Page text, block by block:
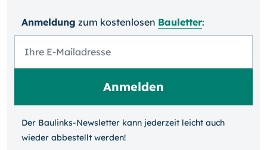
Anmeldung zum kosten­losen Bauletter:
Der Baulinks-Newsletter kann jeder­zeit leicht auch
wieder ab­bestellt werden!